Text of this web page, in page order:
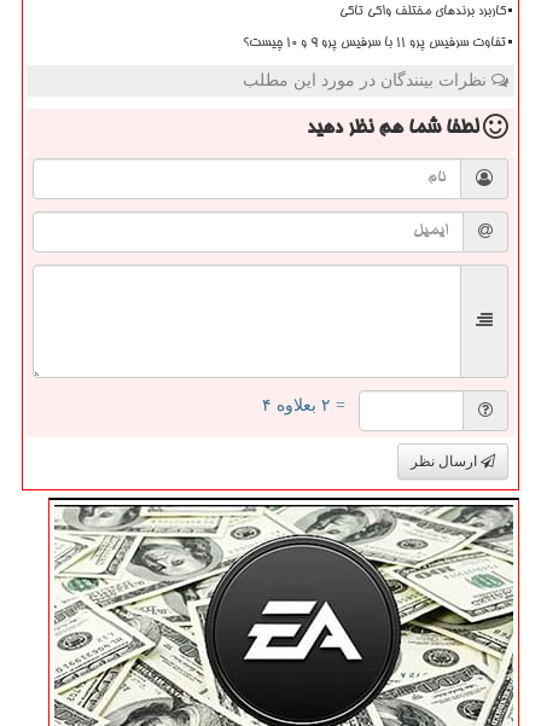
کاربرد برندهای مختلف واکی تاکی
تفاوت سرفیس پرو 11 با سرفیس پرو 9 و 10 چیست؟
نظرات بینندگان در مورد این مطلب
لطفا شما همنظر دهید
= ۲ بعلاوه ۴
ارسال نظر